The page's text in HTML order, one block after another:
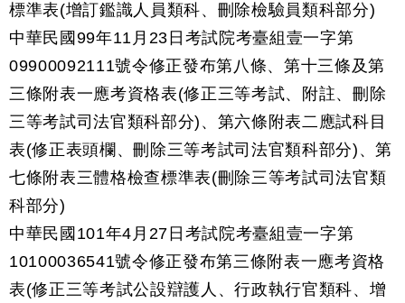
標準表(增訂鑑識人員類科、刪除檢驗員類科部分)
中華民國99年11月23日考試院考臺組壹一字第
09900092111號令修正發布第八條、第十三條及第
三條附表一應考資格表(修正三等考試、附註、刪除
三等考試司法官類科部分)、第六條附表二應試科目
表(修正表頭欄、刪除三等考試司法官類科部分)、第
七條附表三體格檢查標準表(刪除三等考試司法官類
科部分)
中華民國101年4月27日考試院考臺組壹一字第
10100036541號令修正發布第三條附表一應考資格
表(修正三等考試公設辯護人、行政執行官類科、增